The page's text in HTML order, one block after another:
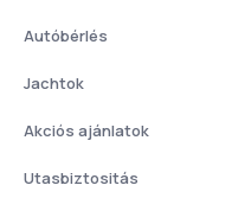
Autóbérlés
Jachtok
Akciós ajánlatok
Utasbiztositás